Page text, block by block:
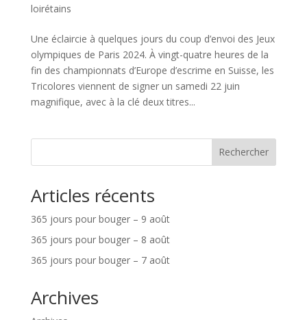
loirétains
Une éclaircie à quelques jours du coup d’envoi des Jeux
olympiques de Paris 2024. À vingt-quatre heures de la
fin des championnats d’Europe d’escrime en Suisse, les
Tricolores viennent de signer un samedi 22 juin
magnifique, avec à la clé deux titres...
Rechercher
Articles récents
365 jours pour bouger – 9 août
365 jours pour bouger – 8 août
365 jours pour bouger – 7 août
Archives